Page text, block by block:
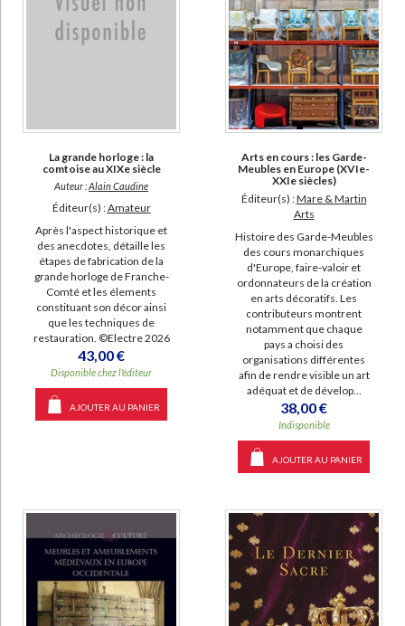
La grande horloge : la
comtoise au XIXe siècle
Auteur :Alain Caudine
Éditeur(s) :Amateur
Après l'aspect historique et
des anecdotes, détaille les
étapes de fabrication de la
grande horloge de Franche-
Comté et les élements
constituant son décor ainsi
que les techniques de
restauration. ©Electre 2026
43,00 €
Disponible chez l'éditeur
AJOUTER AU PANIER
Arts en cours : les Garde-
Meubles en Europe (XVIe-
XXIe siècles)
Éditeur(s) :Mare & Martin
Arts
Histoire des Garde-Meubles
des cours monarchiques
d'Europe, faire-valoir et
ordonnateurs de la création
en arts décoratifs. Les
contributeurs montrent
notamment que chaque
pays a choisi des
organisations différentes
afin de rendre visible un art
adéquat et de dévelop...
38,00 €
Indisponible
AJOUTER AU PANIER